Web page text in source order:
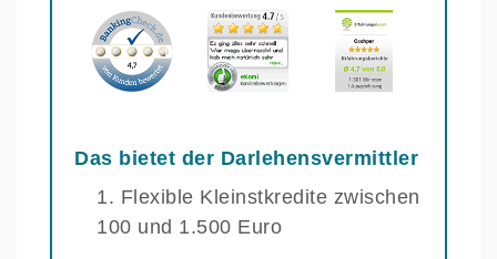
Das bietet der Darlehensvermittler
Flexible Kleinstkredite zwischen
100 und 1.500 Euro